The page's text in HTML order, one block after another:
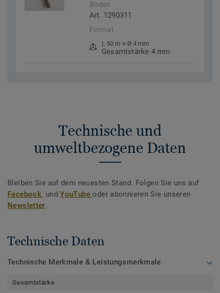
Böden
Art. 1290311
Format
L 50 m × Ø 4 mm
Gesamtstärke 4 mm
Technische und
umweltbezogene Daten
Bleiben Sie auf dem neuesten Stand. Folgen Sie uns auf
Facebook undYouTubeoder abonnieren Sie unseren
Newsletter.
Technische Daten
Technische Merkmale & Leistungsmerkmale
Gesamtstärke